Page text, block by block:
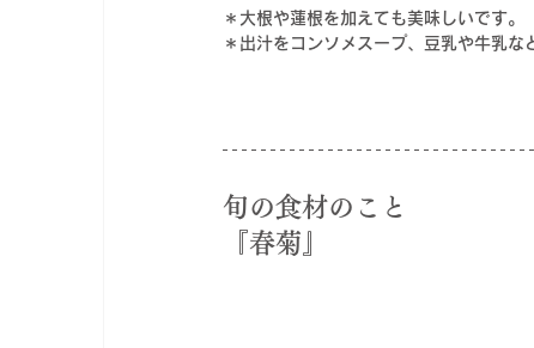
＊大根や蓮根を加えても美味しいです。
＊出汁をコンソメスープ、豆乳や牛乳な
旬の食材のこと
『春菊』